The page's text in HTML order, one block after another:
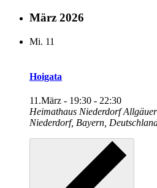
März 2026
Mi. 11
Hoigata
11.März - 19:30 - 22:30
Heimathaus Niederdorf
Niederdorf, Bayern,